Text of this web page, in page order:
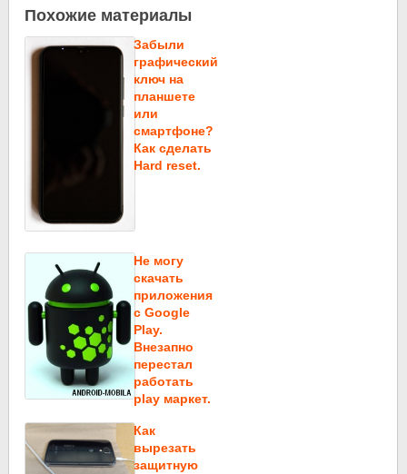
Похожие материалы
Забыли
графический
ключ на
планшете
или
смартфоне?
Как сделать
Hard reset.
Не могу
скачать
приложения
c Google
Play.
Внезапно
перестал
работать
play маркет.
Как
вырезать
защитную